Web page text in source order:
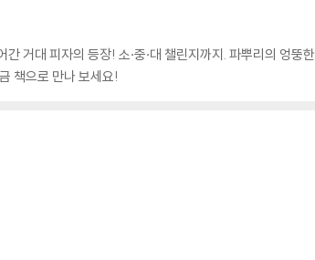
거대 피자의 등장! 소·중·대 챌린지까지. 파뿌리의 엉뚱한
책으로 만나 보세요!